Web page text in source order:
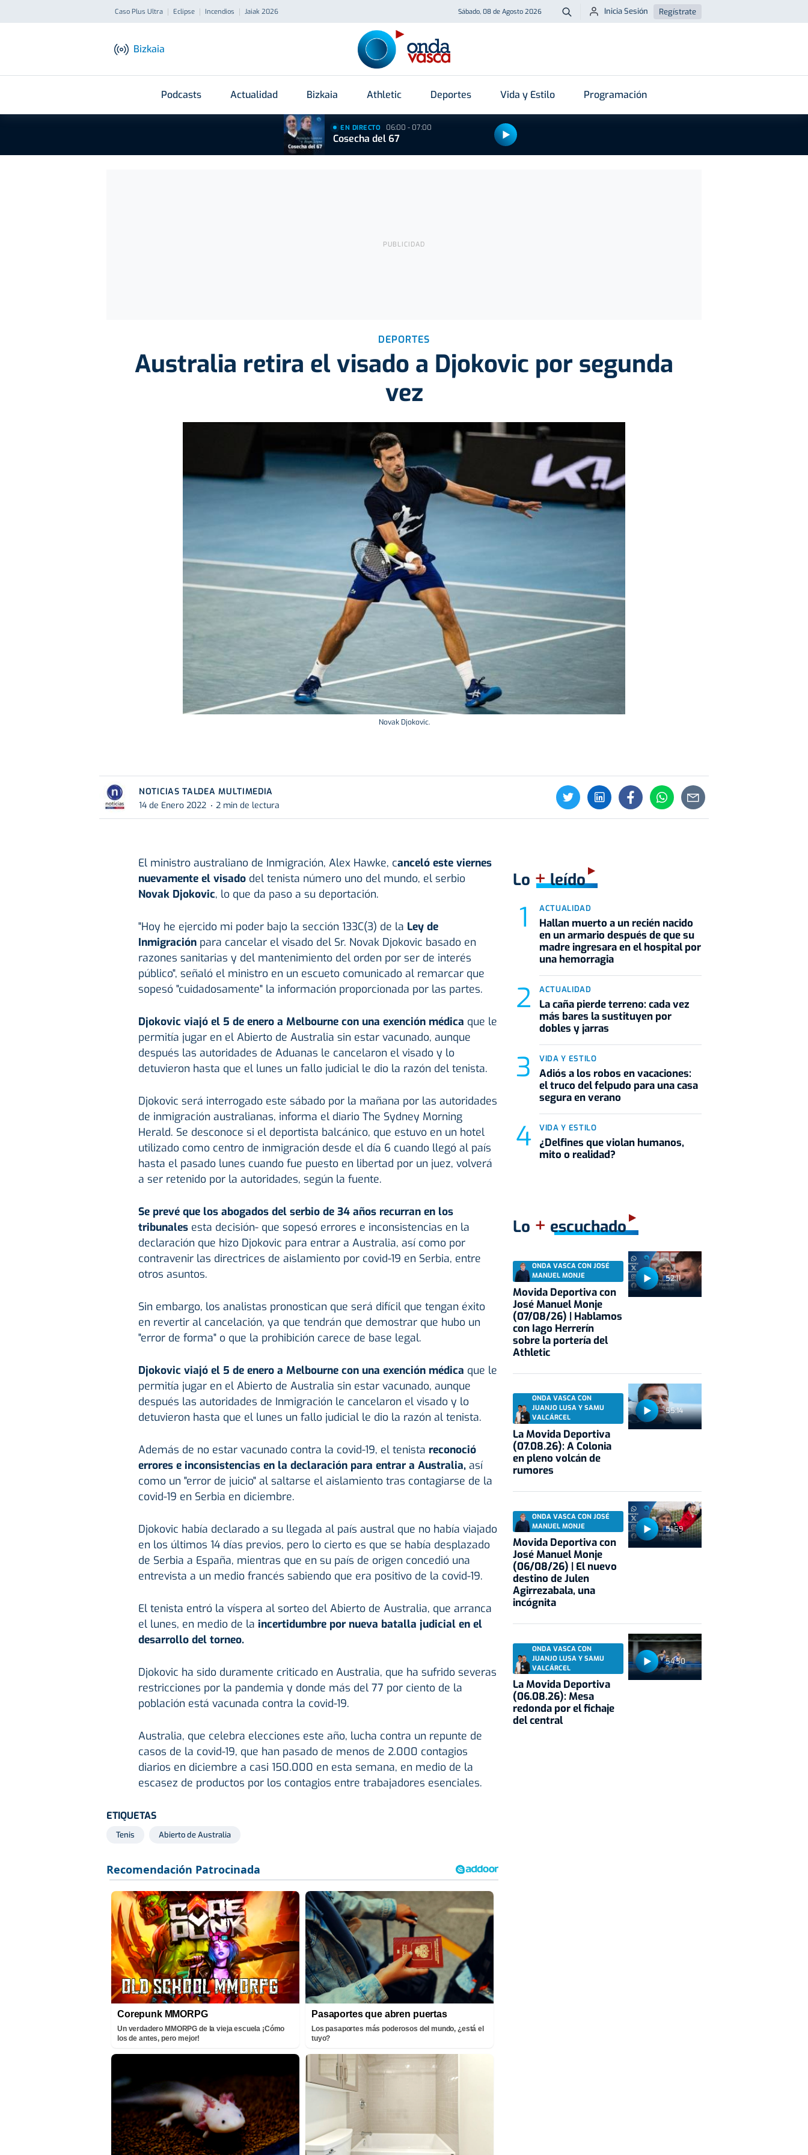
Caso Plus Ultra Eclipse Incendios Jaiak 2026 Sábado, 08 de Agosto 2026 Buscar
Inicia Sesión Regístrate
Bizkaia
Podcasts Actualidad Bizkaia Athletic Deportes Vida y Estilo Programación
EN DIRECTO 06:00 - 07:00
Cosecha del 67
DEPORTES
Australia retira el visado a Djokovic por segunda
vez
Novak Djokovic.
NOTICIAS TALDEA MULTIMEDIA
14 de Enero 2022
2 min de lectura
El ministro australiano de Inmigración, Alex Hawke, canceló este viernes
nuevamente el visado del tenista número uno del mundo, el serbio
Novak Djokovic, lo que da paso a su deportación.
"Hoy he ejercido mi poder bajo la sección 133C(3) de la Ley de
Inmigraciónpara cancelar el visado del Sr. Novak Djokovic basado en
razones sanitarias y del mantenimiento del orden por ser de interés
público", señaló el ministro en un escueto comunicado al remarcar que
sopesó "cuidadosamente" la información proporcionada por las partes.
Djokovic viajó el 5 de enero a Melbourne con una exención médica que le
permitía jugar en el Abierto de Australia sin estar vacunado, aunque
después las autoridades de Aduanas le cancelaron el visado y lo
detuvieron hasta que el lunes un fallo judicial le dio la razón del tenista.
Djokovic será interrogado este sábado por la mañana por las autoridades
de inmigración australianas, informa el diario The Sydney Morning
Herald. Se desconoce si el deportista balcánico, que estuvo en un hotel
utilizado como centro de inmigración desde el día 6 cuando llegó al país
hasta el pasado lunes cuando fue puesto en libertad por un juez, volverá
a ser retenido por la autoridades, según la fuente.
Se prevé que los abogados del serbio de 34 años recurran en los
tribunales esta decisión- que sopesó errores e inconsistencias en la
declaración que hizo Djokovic para entrar a Australia, así como por
contravenir las directrices de aislamiento por covid-19 en Serbia, entre
otros asuntos.
Sin embargo, los analistas pronostican que será difícil que tengan éxito
en revertir al cancelación, ya que tendrán que demostrar que hubo un
"error de forma" o que la prohibición carece de base legal.
Djokovic viajó el 5 de enero a Melbourne con una exención médica que le
permitía jugar en el Abierto de Australia sin estar vacunado, aunque
después las autoridades de Inmigración le cancelaron el visado y lo
detuvieron hasta que el lunes un fallo judicial le dio la razón al tenista.
Además de no estar vacunado contra la covid-19, el tenista reconoció
errores e inconsistencias en la declaración para entrar a Australia, así
como un "error de juicio" al saltarse el aislamiento tras contagiarse de la
covid-19 en Serbia en diciembre.
Djokovic había declarado a su llegada al país austral que no había viajado
en los últimos 14 días previos, pero lo cierto es que se había desplazado
de Serbia a España, mientras que en su país de origen concedió una
entrevista a un medio francés sabiendo que era positivo de la covid-19.
El tenista entró la víspera al sorteo del Abierto de Australia, que arranca
el lunes, en medio de la incertidumbre por nueva batalla judicial en el
desarrollo del torneo.
Djokovic ha sido duramente criticado en Australia, que ha sufrido severas
restricciones por la pandemia y donde más del 77 por ciento de la
población está vacunada contra la covid-19.
Australia, que celebra elecciones este año, lucha contra un repunte de
casos de la covid-19, que han pasado de menos de 2.000 contagios
diarios en diciembre a casi 150.000 en esta semana, en medio de la
escasez de productos por los contagios entre trabajadores esenciales.
ETIQUETAS
Tenis Abierto de Australia
Corepunk MMORPG
Un verdadero MMORPG de la vieja escuela ¡Cómo
los de antes, pero mejor!
Pasaportes que abren puertas
Los pasaportes más poderosos del mundo, ¿está el
tuyo?
Lo +leído
ACTUALIDAD
Hallan muerto a un recién nacido
en un armario después de que su
madre ingresara en el hospital por
una hemorragia
ACTUALIDAD
La caña pierde terreno: cada vez
más bares la sustituyen por
dobles y jarras
VIDA Y ESTILO
Adiós a los robos en vacaciones:
el truco del felpudo para una casa
segura en verano
VIDA Y ESTILO
¿Delfines que violan humanos,
mito o realidad?
Lo + escuchado
52:11
ONDA VASCA CON JOSÉ
MANUEL MONJE
Movida Deportiva con
José Manuel Monje
(07/08/26) | Hablamos
con Iago Herrerín
sobre la portería del
Athletic
55:14
ONDA VASCA CON
JUANJO LUSA Y SAMU
VALCÁRCEL
La Movida Deportiva
(07.08.26): A Colonia
en pleno volcán de
rumores
51:59
ONDA VASCA CON JOSÉ
MANUEL MONJE
Movida Deportiva con
José Manuel Monje
(06/08/26) | El nuevo
destino de Julen
Agirrezabala, una
incógnita
54:50
ONDA VASCA CON
JUANJO LUSA Y SAMU
VALCÁRCEL
La Movida Deportiva
(06.08.26): Mesa
redonda por el fichaje
del central